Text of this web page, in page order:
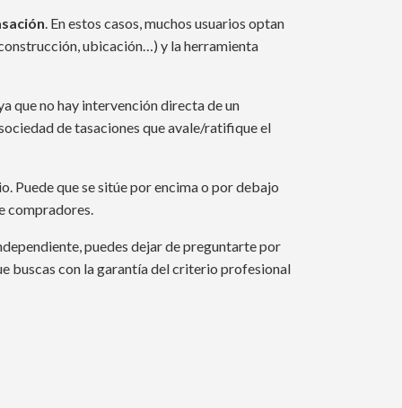
. En estos casos, muchos usuarios optan
ubicación…) y la herramienta
que no hay intervención directa de un
de tasaciones que avale/ratifique el
Puede que se sitúe por encima o por debajo
compradores.
puedes dejar de preguntarte por
buscas con la garantía del criterio profesional